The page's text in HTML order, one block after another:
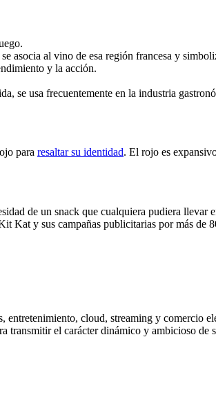
asocia al vino de esa región francesa y
y la acción.
se usa frecuentemente en la industria
para resaltar su identidad. El rojo es
de un snack que cualquiera pudiera
Kat y sus campañas publicitarias por más de
cloud, streaming y comercio
transmitir el carácter dinámico y ambicioso